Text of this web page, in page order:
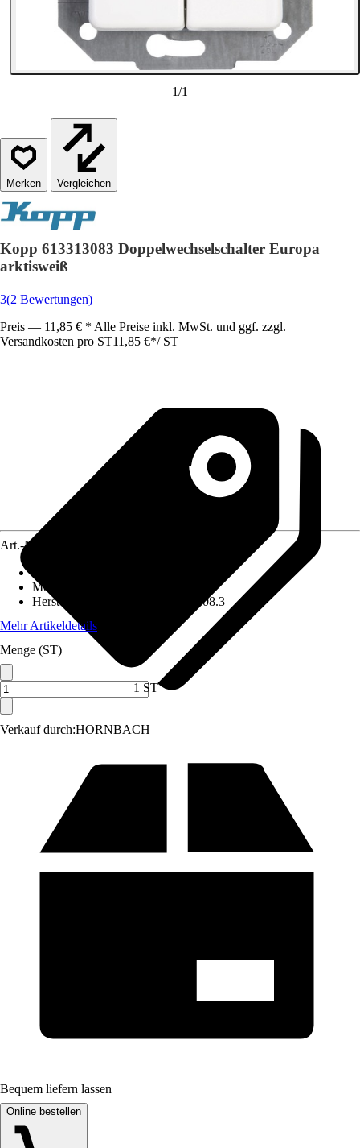
1/1
Vergleichen
Kopp 613313083 Doppelwechselschalter Europa
arktisweiß
3(2 Bewertungen)
Preis — 11,85 € * Alle Preise inkl. MwSt. und ggf. zzgl.
Versandkosten pro ST11,85 €*/ ST
Verkauf durch:HORNBACH
Art.-Nr.
Montageart
Herstellerartikelnummer
6133.1308.3
Mehr Artikeldetails
Menge (ST)
1 ST
Bequem liefern lassen
Online bestellen